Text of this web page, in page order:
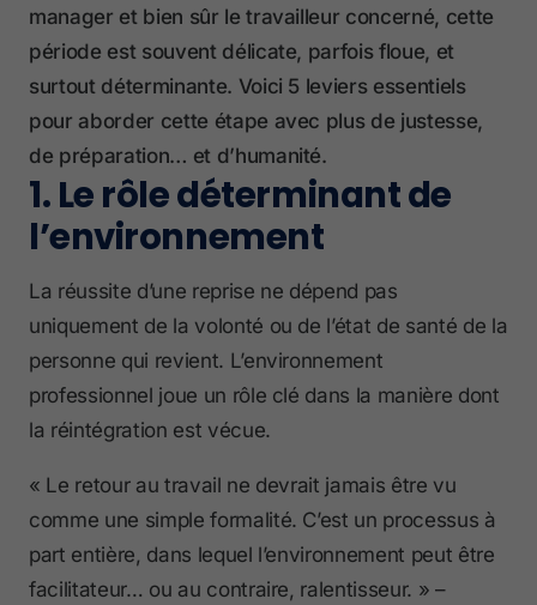
manager et bien sûr le travailleur concerné, cette
période est souvent délicate, parfois floue, et
surtout déterminante. Voici 5 leviers essentiels
pour aborder cette étape avec plus de justesse,
de préparation… et d’humanité.
1. Le rôle déterminant de
l’environnement
La réussite d’une reprise ne dépend pas
uniquement de la volonté ou de l’état de santé de la
personne qui revient. L’environnement
professionnel joue un rôle clé dans la manière dont
la réintégration est vécue.
« Le retour au travail ne devrait jamais être vu
comme une simple formalité. C’est un processus à
part entière, dans lequel l’environnement peut être
facilitateur… ou au contraire, ralentisseur. » –